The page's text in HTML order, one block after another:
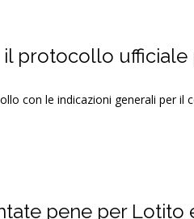
protocollo ufficiale
con le indicazioni generali per il
pene per Lotito